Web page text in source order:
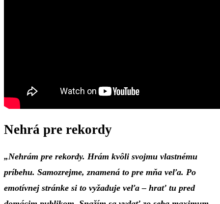
Nehrá pre rekordy
„Nehrám pre rekordy. Hrám kvôli svojmu vlastnému
príbehu. Samozrejme, znamená to pre mňa veľa. Po
emotívnej stránke si to vyžaduje veľa – hrať tu pred